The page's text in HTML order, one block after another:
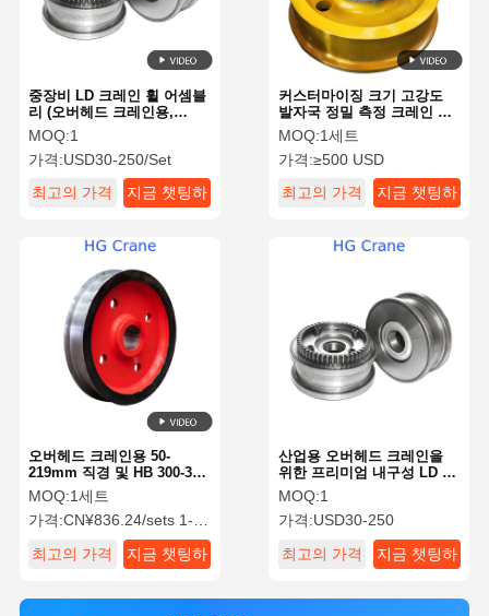
중장비 LD 크레인 휠 어셈블
리 (오버헤드 크레인용,
20crmnti 강철 및 정밀 가공)
MOQ:1
가격:USD30-250/Set
최고의 가격
지금 챗팅하
커스터마이징 크기 고강도
발자국 정밀 측정 크레인 오
버헤드 랜트 크레인용 철기
바퀴
MOQ:1세트
가격:≥500 USD
최고의 가격
지금 챗팅하
오버헤드 크레인용 50-
219mm 직경 및 HB 300-350
경도의 고강도 크레인 강철
휠
MOQ:1세트
가격:CN¥836.24/sets 1-9 sets
최고의 가격
지금 챗팅하
산업용 오버헤드 크레인을
위한 프리미엄 내구성 LD 크
레인 여행 휠 집합체
MOQ:1
가격:USD30-250
최고의 가격
지금 챗팅하